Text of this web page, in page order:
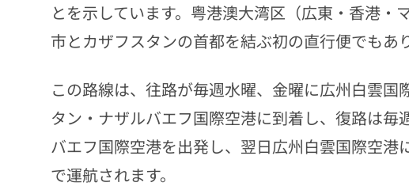
とを示しています。粤港澳大湾区（広東・香港
市とカザフスタンの首都を結ぶ初の直行便でもあ
この路線は、往路が毎週水曜、金曜に広州白雲
タン・ナザルバエフ国際空港に到着し、復路は
バエフ国際空港を出発し、翌日広州白雲国際空港
で運航されます。